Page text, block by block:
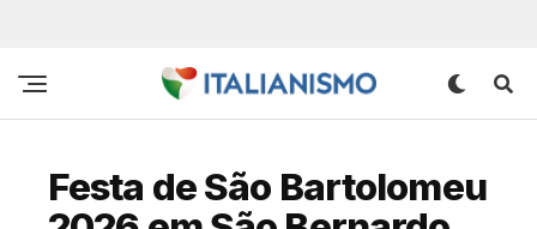
Festa de São Bartolomeu